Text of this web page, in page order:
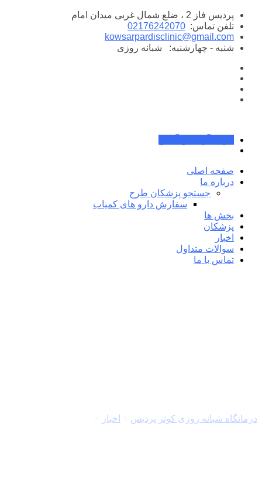
پرش
محتوا
پردیس فاز 2 ، ضلع شمال غربی میدان امام
تلفن تماس: 02176242070
kowsarpardisclinic@gmail.com
شنبه - چهارشنبه:
شبانه روزی
صفحه اصلی
درباره ما
جستجو پزشکان طرح
سفارش دارو های کمیاب
بخش ها
پزشکان
اخبار
سوالات متداول
تماس با ما
درمانگاه شبانه روزی کوثر پردیس اخبار